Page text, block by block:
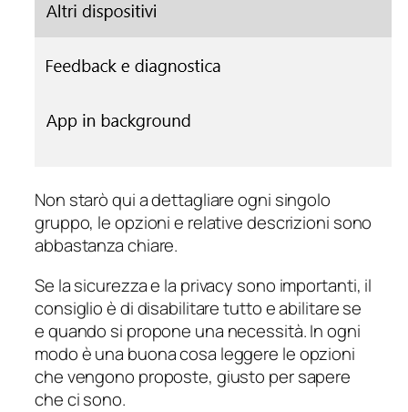
Non starò qui a dettagliare ogni singolo
gruppo, le opzioni e relative descrizioni sono
abbastanza chiare.
Se la sicurezza e la privacy sono importanti, il
consiglio è di disabilitare tutto e abilitare se
e quando si propone una necessità. In ogni
modo è una buona cosa leggere le opzioni
che vengono proposte, giusto per sapere
che ci sono.